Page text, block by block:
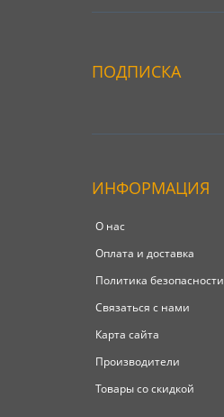
ПОДПИСКА
ИНФОРМАЦИЯ
О нас
Оплата и доставка
Политика безопасности
Связаться с нами
Карта сайта
Производители
Товары со скидкой